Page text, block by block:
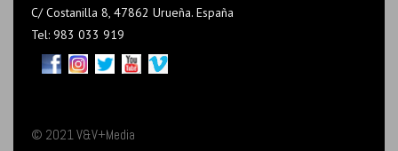
C/ Costanilla 8, 47862 Urueña. España
Tel: 983 033 919
© 2021 V&V+Media